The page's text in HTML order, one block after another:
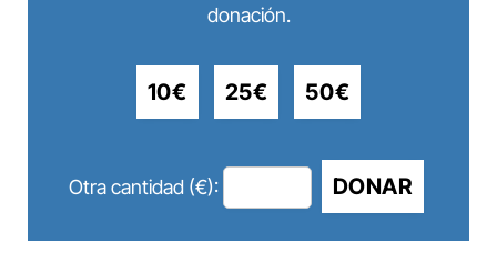
donación.
10€ 25€ 50€
Otra cantidad (€): DONAR